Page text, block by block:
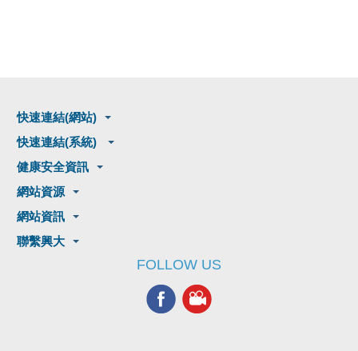
快速連結(網站)
快速連結(系統)
健康安全資訊
網站資源
網站資訊
聯繫興大
FOLLOW US